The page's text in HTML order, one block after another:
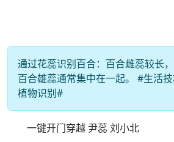
通过花蕊识别百合：百合雌蕊较长
百合雄蕊通常集中在一起。 #生活
植物识别#
一键开门穿越 尹蕊 刘小北